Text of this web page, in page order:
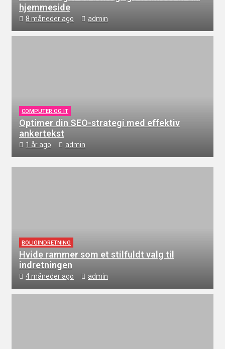
hjemmeside
8 måneder ago admin
COMPUTER OG IT
Optimer din SEO-strategi med effektiv
ankertekst
1 år ago admin
BOLIGINDRETNING
Hvide rammer som et stilfuldt valg til
indretningen
4 måneder ago admin